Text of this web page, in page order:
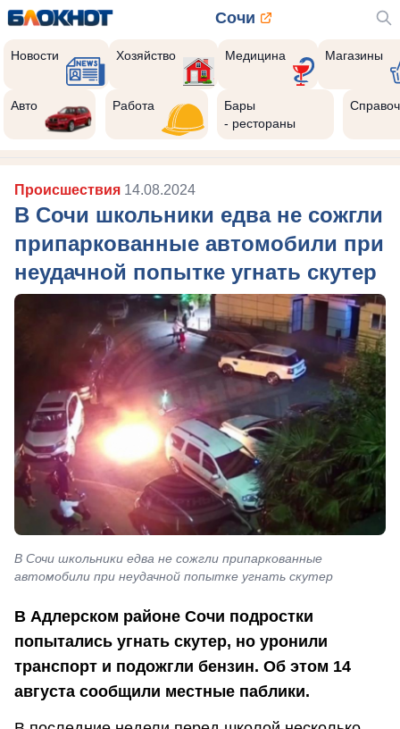
Сочи
Новости Хозяйство Медицина Магазины
Авто Работа
Бары
- рестораны
Происшествия 14.08.2024
В Сочи школьники едва не сожгли
припаркованные автомобили при
неудачной попытке угнать скутер
В Сочи школьники едва не сожгли припаркованные
автомобили при неудачной попытке угнать скутер
В Адлерском районе Сочи подростки
попытались угнать скутер, но уронили
транспорт и подожгли бензин. Об этом 14
августа сообщили местные паблики.